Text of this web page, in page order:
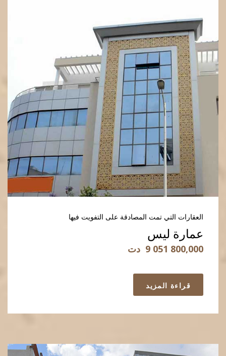
العقارات التي تمت المصادقة على التفويت فيها
عمارة ليس
9 051 800,000 دت
قراءة المزيد